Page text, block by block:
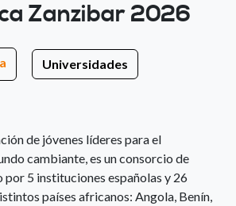
Zanzibar 2026
Universidades
de jóvenes líderes para el
cambiante, es un consorcio de
5 instituciones españolas y 26
países africanos: Angola, Benín,